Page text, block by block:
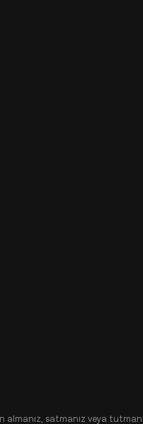
satmanız veya